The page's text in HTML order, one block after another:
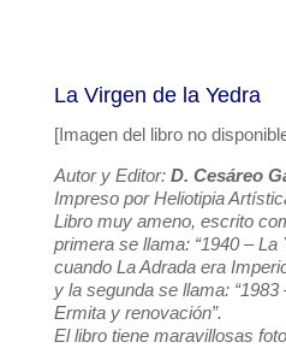
La Virgen de la Yedra
[Imagen del libro no
Autor y Editor: D. Cesáreo
Impreso por Heliotipia
Libro muy ameno, escrito
primera se llama: “1940 –
cuando La Adrada era
y la segunda se llama:
Ermita y renovación”.
El libro tiene maravillosas